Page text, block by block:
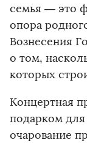
семья — это
опора
Вознесения
о том,
которых
Концертная
подарком
очарование